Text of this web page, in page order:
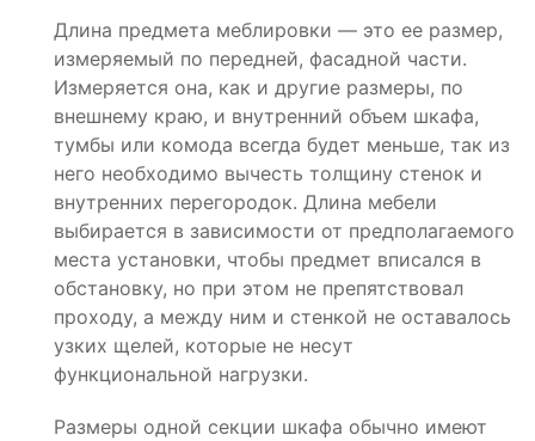
Длина предмета меблировки — это ее размер,
измеряемый по передней, фасадной части.
Измеряется она, как и другие размеры, по
внешнему краю, и внутренний объем шкафа,
тумбы или комода всегда будет меньше, так из
него необходимо вычесть толщину стенок и
внутренних перегородок. Длина мебели
выбирается в зависимости от предполагаемого
места установки, чтобы предмет вписался в
обстановку, но при этом не препятствовал
проходу, а между ним и стенкой не оставалось
узких щелей, которые не несут
функциональной нагрузки.
Размеры одной секции шкафа обычно имеют